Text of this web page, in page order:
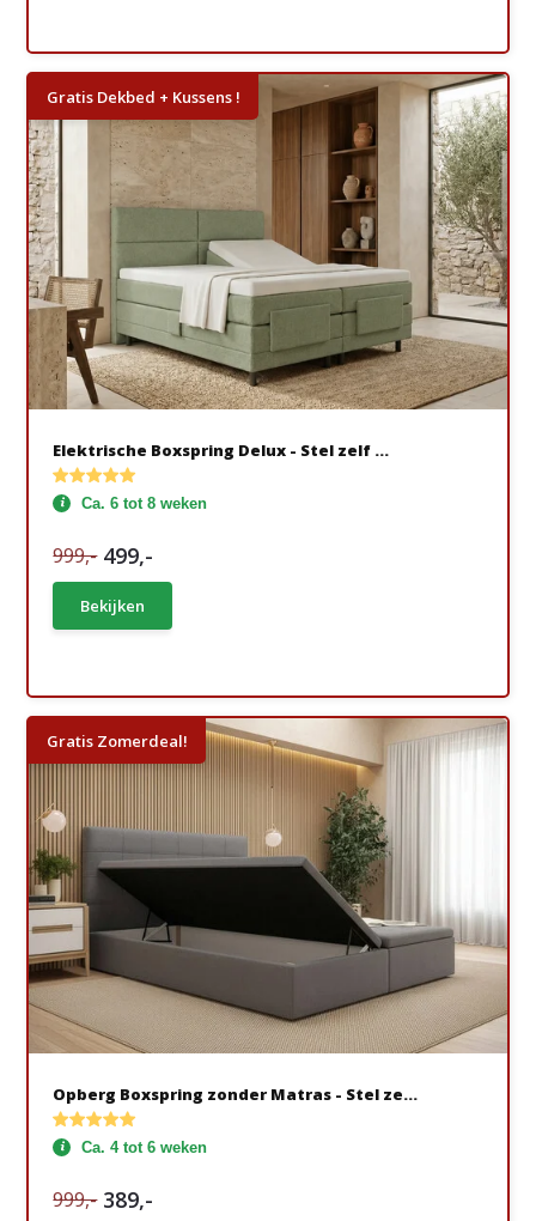
Gratis Dekbed + Kussens !
Elektrische Boxspring Delux - Stel zelf ...
Ca. 6 tot 8 weken
999,- 499,-
Bekijken
Gratis Zomerdeal!
Opberg Boxspring zonder Matras - Stel ze...
Ca. 4 tot 6 weken
999,- 389,-